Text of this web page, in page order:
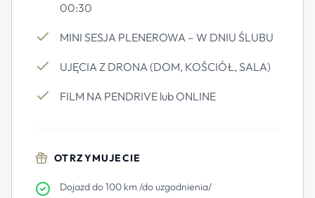
00:30
MINI SESJA PLENEROWA – W DNIU ŚLUBU
UJĘCIA Z DRONA (DOM, KOŚCIÓŁ, SALA)
FILM NA PENDRIVE lub ONLINE
OTRZYMUJECIE
Dojazd do 100 km /do uzgodnienia/